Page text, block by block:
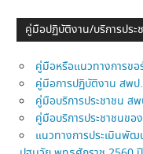
คู่มือปฏิบัติงาน/บริการประ
คู่มือหรือแนวทางการข
คู่มือการปฏิบัติงาน สพ
คู่มือบริการประชาชน ส
คู่มือบริการประชาชนขอ
แนวทางการประเมินพั